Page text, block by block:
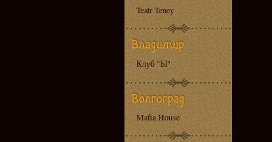
Teatr Teney
Клуб "Ы"
Mafia House